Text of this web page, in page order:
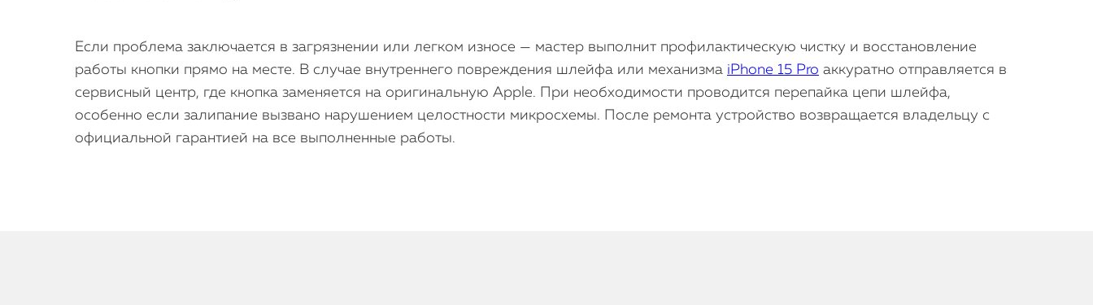
Если проблема заключается в загрязнении или легком износе — мастер выполнит профилактическую чистку и восстановление
работы кнопки прямо на месте. В случае внутреннего повреждения шлейфа или механизма iPhone 15 Pro аккуратно отправляется в
сервисный центр, где кнопка заменяется на оригинальную Apple. При необходимости проводится перепайка цепи шлейфа,
особенно если залипание вызвано нарушением целостности микросхемы. После ремонта устройство возвращается владельцу с
официальной гарантией на все выполненные работы.